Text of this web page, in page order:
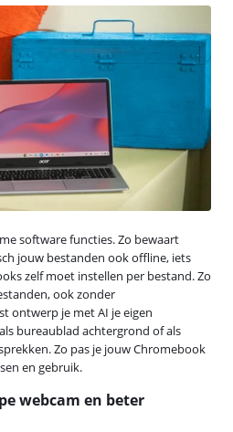
software functies. Zo bewaart
jouw bestanden ook offline, iets
zelf moet instellen per bestand. Zo
ook zonder
ontwerp je met AI je eigen
bureaublad achtergrond of als
Zo pas je jouw Chromebook
en gebruik.
webcam en beter